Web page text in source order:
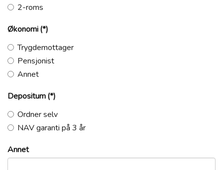
2-roms
Økonomi(*)
Trygdemottager
Pensjonist
Annet
Depositum(*)
Ordner selv
NAV garanti på 3 år
Annet